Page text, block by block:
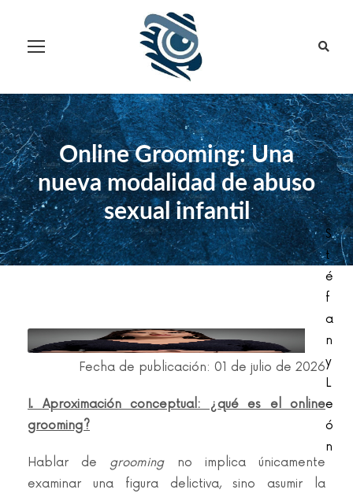
Online Grooming: Una
nueva modalidad de abuso
sexual infantil
S
t
é
f
a
n
y
L
e
ó
n
Fecha de publicación: 01 de julio de 2026
I. Aproximación conceptual: ¿qué es el online
grooming?
Hablar de groomingno implica únicamente
examinar una figura delictiva, sino asumir la